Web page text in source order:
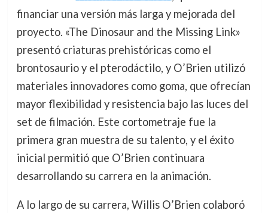
financiar una versión más larga y mejorada del
proyecto. «The Dinosaur and the Missing Link»
presentó criaturas prehistóricas como el
brontosaurio y el pterodáctilo, y O’Brien utilizó
materiales innovadores como goma, que ofrecían
mayor flexibilidad y resistencia bajo las luces del
set de filmación. Este cortometraje fue la
primera gran muestra de su talento, y el éxito
inicial permitió que O’Brien continuara
desarrollando su carrera en la animación.
A lo largo de su carrera, Willis O’Brien colaboró